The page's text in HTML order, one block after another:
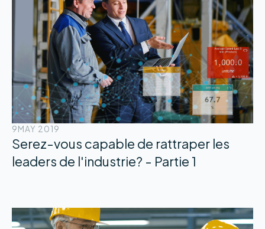
9MAY 2019
Serez-vous capable de rattraper les
leaders de l'industrie? - Partie 1